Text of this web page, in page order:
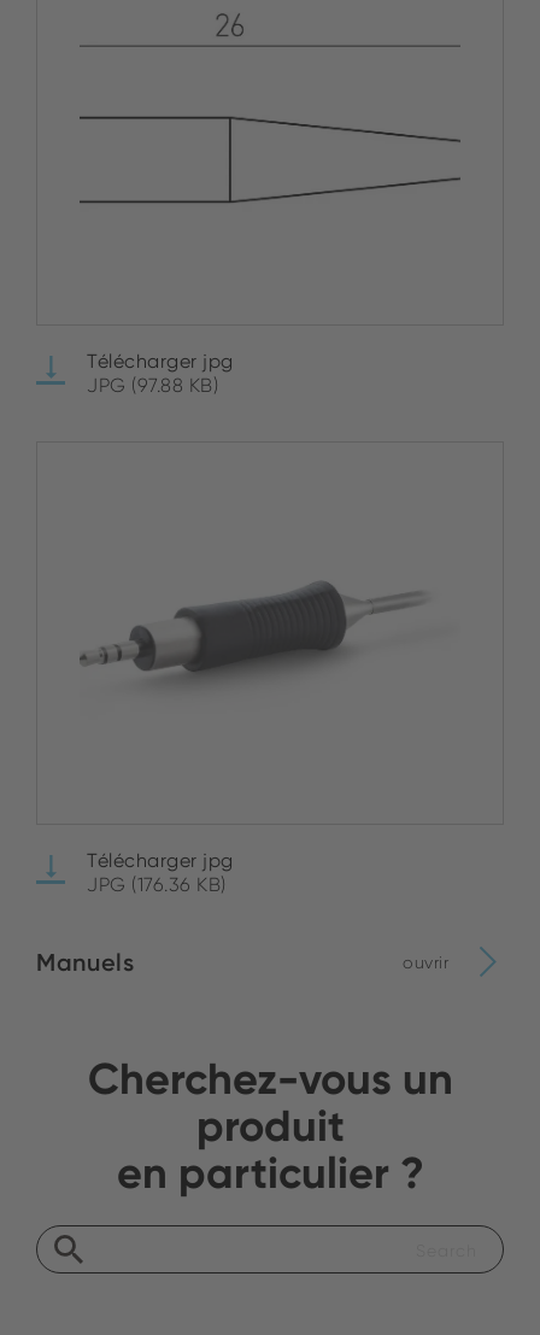
Télécharger jpg
JPG (97.88 KB)
Télécharger jpg
JPG (176.36 KB)
Manuels ouvrir
Cherchez-vous un
produit
en particulier ?